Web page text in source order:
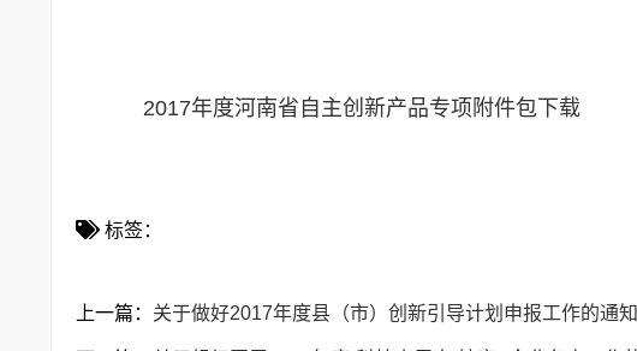
2017年度河南省自主创新产品专项附件包下载
标签：
上一篇： 关于做好2017年度县（市）创新引导计划申报工作的通知